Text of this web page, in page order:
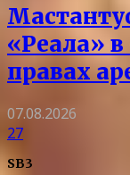
«Реала»
правах
07.08.2026
27
SB3